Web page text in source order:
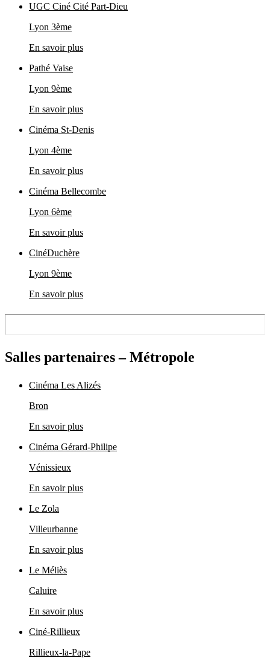
UGC Ciné Cité Part‑Dieu
Lyon 3ème
En savoir plus
Pathé Vaise
Lyon 9ème
En savoir plus
Cinéma St-Denis
Lyon 4ème
En savoir plus
Cinéma Bellecombe
Lyon 6ème
En savoir plus
CinéDuchère
Lyon 9ème
En savoir plus
Salles partenaires – Métropole
Cinéma Les Alizés
Bron
En savoir plus
Cinéma Gérard-Philipe
Vénissieux
En savoir plus
Le Zola
Villeurbanne
En savoir plus
Le Méliès
Caluire
En savoir plus
Ciné-Rillieux
Rillieux-la-Pape